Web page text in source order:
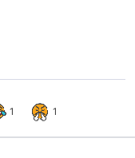
1 1